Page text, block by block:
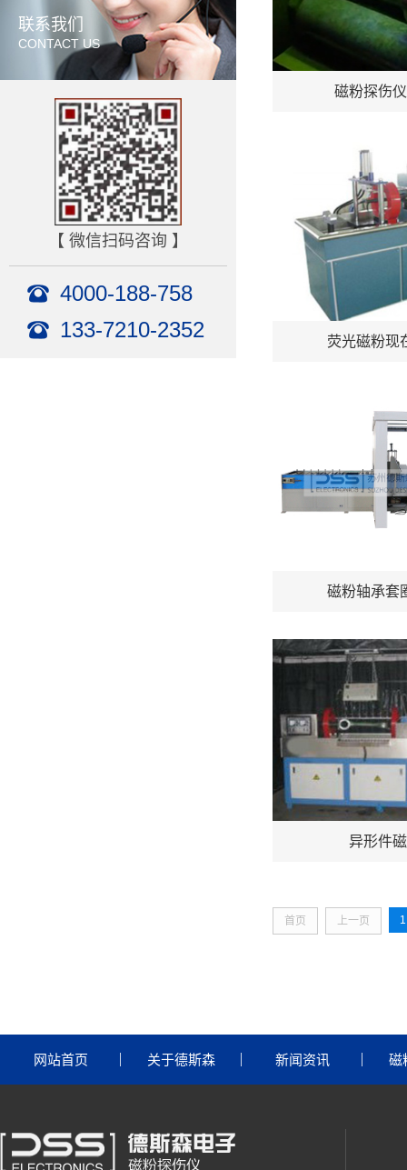
联系我们
CONTACT US
【 微信扫码咨询 】
4000-188-758
133-7210-2352
磁粉探伤
荧光磁粉现
磁粉轴承套
异形件
首页 上一页 1
网站首页 关于德斯森 新闻资讯 磁